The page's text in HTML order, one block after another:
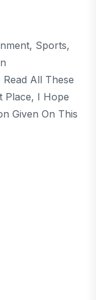
Sports,
All These
Place, I Hope
Given On This